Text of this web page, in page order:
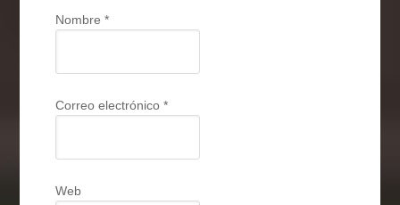
Nombre*
Correo electrónico*
Web